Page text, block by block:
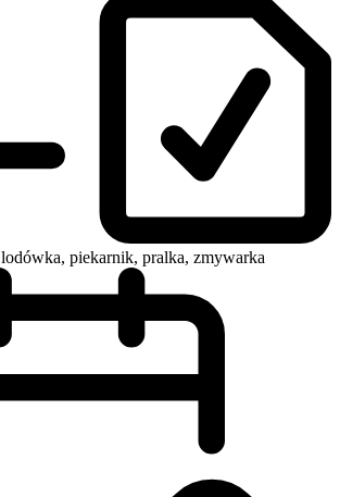
lodówka, piekarnik, pralka, zmywarka